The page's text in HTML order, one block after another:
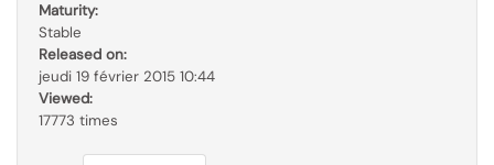
Maturity:
Stable
Released on:
jeudi 19 février 2015 10:44
Viewed:
17773 times